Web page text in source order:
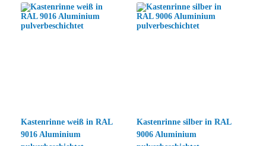
Kastenrinne weiß in RAL
9016 Aluminium
Kastenrinne silber in RAL
9006 Aluminium